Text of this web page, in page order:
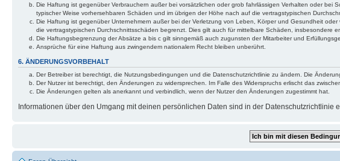
Die Haftung ist gegenüber Verbrauchern außer bei vorsätzlichen oder grob fahrlässigen Verhalten oder
typischer Weise vorhersehbaren Schäden und im übrigen der Höhe nach auf die vertragstypischen
Die Haftung ist gegenüber Unternehmern außer bei der Verletzung von Leben, Körper und Gesundheit
die vertragstypischen Durchschnittsschäden begrenzt. Dies gilt auch für mittelbare Schäden, insbesondere
Die Haftungsbegrenzung der Absätze a bis c gilt sinngemäß auch zugunsten der Mitarbeiter und
Ansprüche für eine Haftung aus zwingendem nationalem Recht bleiben unberührt.
6. ÄNDERUNGSVORBEHALT
Der Betreiber ist berechtigt, die Nutzungsbedingungen und die Datenschutzrichtlinie zu ändern. Die
Der Nutzer ist berechtigt, den Änderungen zu widersprechen. Im Falle des Widerspruchs erlischt das
Die Änderungen gelten als anerkannt und verbindlich, wenn der Nutzer den Änderungen zugestimmt hat.
Informationen über den Umgang mit deinen persönlichen Daten sind in der Datenschutzrichtlinie